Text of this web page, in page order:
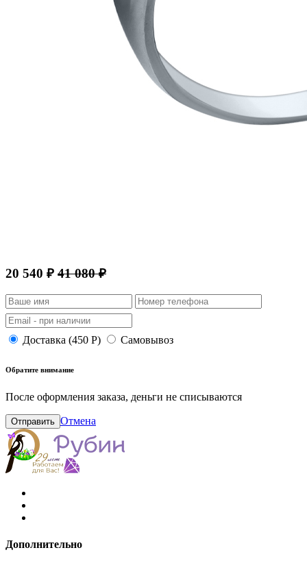
20 540 ₽ 41 080 ₽
Доставка (450 Р) Самовывоз
Обратите внимание
После оформления заказа, деньги не списываются
Отправить Отмена
Дополнительно